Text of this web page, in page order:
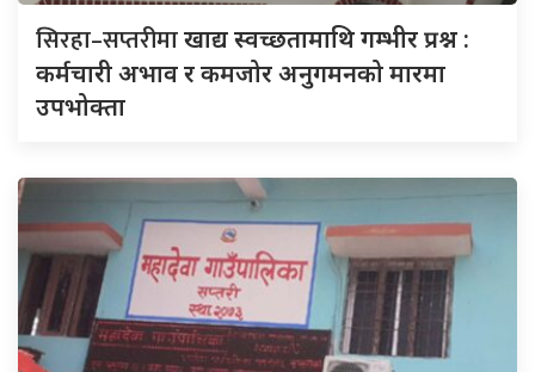
सिरहा–सप्तरीमाखाद्य स्वच्छतामाथि गम्भीर प्रश्न :
कर्मचारी अभाव र कमजोर अनुगमनको मारमा
उपभोक्ता